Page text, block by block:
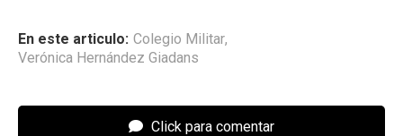
En este articulo: Colegio Militar,
Verónica Hernández Giadans
Click para comentar